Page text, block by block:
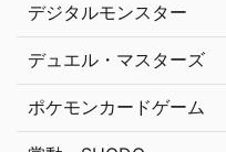
デジタルモンスター
デュエル・マスターズ
ポケモンカードゲーム